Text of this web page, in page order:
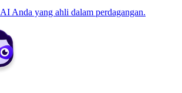
Anda yang ahli dalam perdagangan.